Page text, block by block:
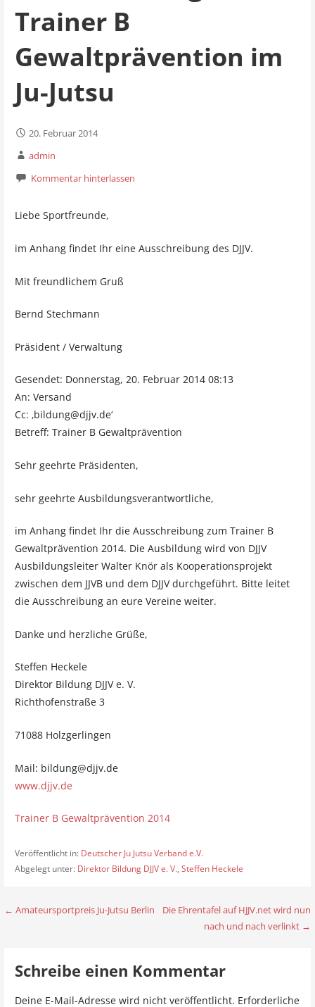
Trainer B
Gewaltprävention im
Ju-Jutsu
20. Februar 2014
admin
Kommentar hinterlassen
Liebe Sportfreunde,
im Anhang findet Ihr eine Ausschreibung des DJJV.
Mit freundlichem Gruß
Bernd Stechmann
Präsident / Verwaltung
Gesendet: Donnerstag, 20. Februar 2014 08:13
An: Versand
Cc: ‚bildung@djjv.de‘
Betreff: Trainer B Gewaltprävention
Sehr geehrte Präsidenten,
sehr geehrte Ausbildungsverantwortliche,
im Anhang findet Ihr die Ausschreibung zum Trainer B
Gewaltprävention 2014. Die Ausbildung wird von DJJV
Ausbildungsleiter Walter Knör als Kooperationsprojekt
zwischen dem JJVB und dem DJJV durchgeführt. Bitte leitet
die Ausschreibung an eure Vereine weiter.
Danke und herzliche Grüße,
Steffen Heckele
Direktor Bildung DJJV e. V.
Richthofenstraße 3
71088 Holzgerlingen
Mail: bildung@djjv.de
www.djjv.de
Trainer B Gewaltprävention 2014
Veröffentlicht in: Deutscher Ju Jutsu Verband e.V.
Abgelegt unter: Direktor Bildung DJJV e. V., Steffen Heckele
B
← Amateursportpreis Ju-Jutsu Berlin
Die Ehrentafel auf HJJV.net wird nun
nach und nach verlinkt →
Schreibe einen Kommentar
Deine E-Mail-Adresse wird nicht veröffentlicht. Erforderliche